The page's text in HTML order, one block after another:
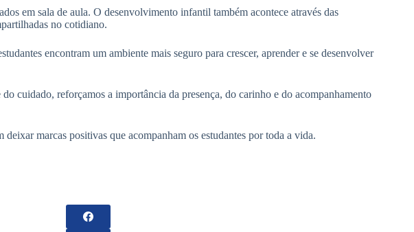
em sala de aula. O desenvolvimento infantil também acontece através das
no cotidiano.
encontram um ambiente mais seguro para crescer, aprender e se desenvolver
cuidado, reforçamos a importância da presença, do carinho e do acompanhamento
deixar marcas positivas que acompanham os estudantes por toda a vida.